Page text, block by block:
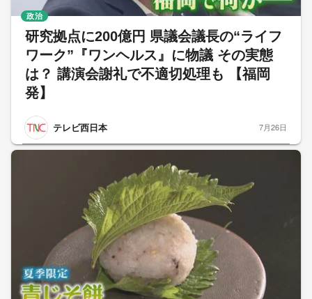
研究拠点に200億円 県議会議長の“ライフ
ワーク”『ワンヘルス』に物議 その実態
は？ 講演会謝礼で不適切処理も 【福岡
発】
テレビ西日本
政治
7月26日